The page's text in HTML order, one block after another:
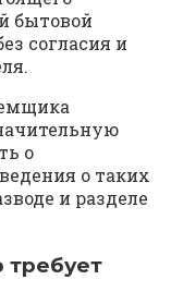
бытовой
согласия и
о
о таких
и разделе
требует